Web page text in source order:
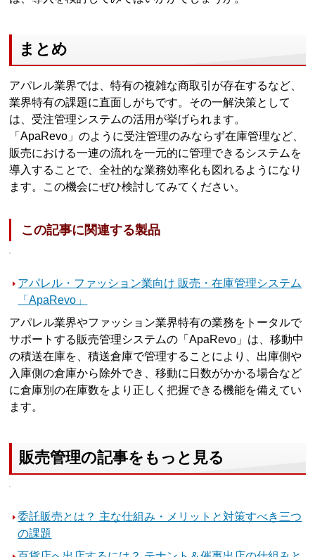
まとめ
アパレル業界では、特有の複雑な商取引が存在するなど、
業界特有の課題に直面しがちです。その一解決策として
は、受注管理システムの活用が挙げられます。
「ApaRevo」のように受注管理のみならず在庫管理など、
販売における一連の流れを一元的に管理できるシステムを
導入することで、全社的な業務効率化も図れるようになり
ます。この機会にぜひ検討してみてください。
この記事に関連する製品
アパレル・ファッション業向け 販売・在庫管理システム
「ApaRevo」
アパレル業界やファッション業界特有の業務をトータルで
サポートする販売管理システムの「ApaRevo」は、移動中
の積送在庫を、積送倉庫で管理することにより、出庫側や
入庫側の倉庫から除外でき、移動に日数がかかる場合など
に倉庫別の在庫数をより正しく把握できる機能を備えてい
ます。
販売管理の記事をもっと見る
委託販売とは？ 主な仕組み・メリットと対策すべき三つ
の課題